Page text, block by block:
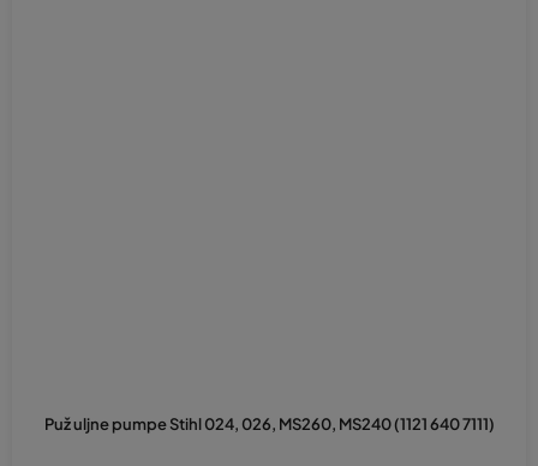
Puž uljne pumpe Stihl 024, 026, MS260, MS240 (1121 640 7111)